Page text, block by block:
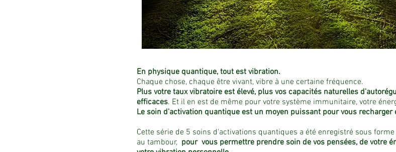
En physique quantique, tout est vibration.
Chaque chose, chaque être vivant, vibre à une certaine fréquence.
Plus votre taux vibratoire est élevé, plus vos capacités naturelles
efficaces. Et il en est de même pour votre système immunitaire, votre
Le soin d'activation quantique est un moyen puissant pour vous
Cette série de 5 soins d'activations quantiques a été enregistré sous
au tambour, pour vous permettre prendre soin de vos pensées, de votre